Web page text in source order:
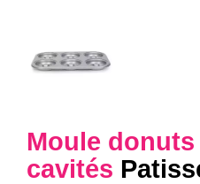
Moule
cavités